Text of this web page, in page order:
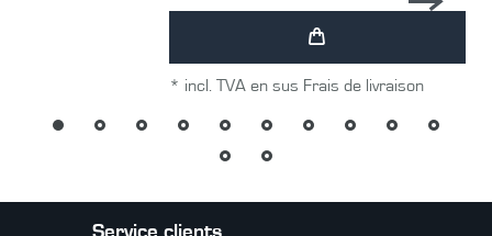
* incl. TVA en sus Frais de livraison
Service clients